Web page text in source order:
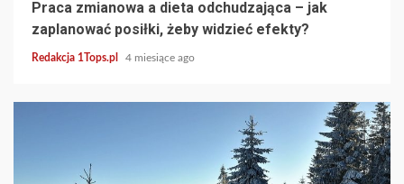
Praca zmianowa a dieta odchudzająca – jak
zaplanować posiłki, żeby widzieć efekty?
Redakcja 1Tops.pl 4 miesiące ago